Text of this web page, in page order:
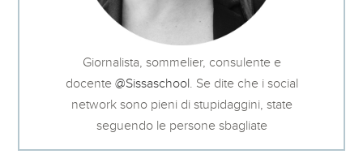
Giornalista, sommelier, consulente e
docente @Sissaschool. Se dite che i social
network sono pieni di stupidaggini, state
seguendo le persone sbagliate